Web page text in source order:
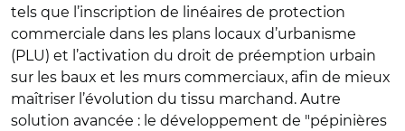
tels que l’inscription de linéaires de protection
commerciale dans les plans locaux d’urbanisme
(PLU) et l’activation du droit de préemption urbain
sur les baux et les murs commerciaux, afin de mieux
maîtriser l’évolution du tissu marchand. Autre
solution avancée : le développement de "pépinières